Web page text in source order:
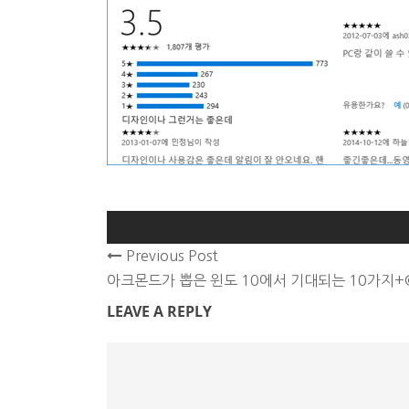
Previous Post
아크몬드가 뽑은 윈도 10에서 기대되는 10가지
LEAVE A REPLY